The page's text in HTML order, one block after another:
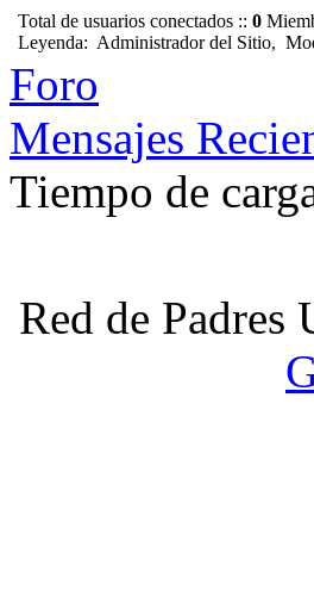
Total de usuarios conectados :: 0
Leyenda: Administrador del Sitio,
Foro
Mensajes
Tiempo de
Red de Padres